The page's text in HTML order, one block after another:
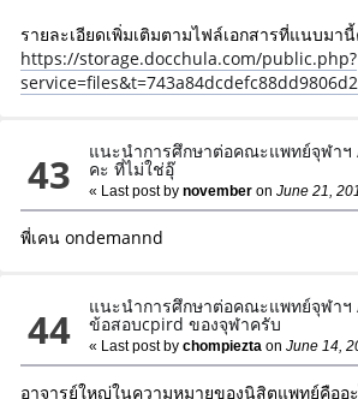
รายละเอียดเพิ่มเติมตามไฟล์เอกสารที่แนบมา
https://storage.docchula.com/public.php?
43 แนะนำการศึกษาต่อคณะแพทย์จุฬาฯ
คะ ที่ไม่ใช่อุ๊
« Last post bynovemberon June 21,
พี่เคน ondemannd
44 แนะนำการศึกษาต่อคณะแพทย์จุฬาฯ
ข้อสอบcpird ของจุฬาครับ
« Last post bychompieztaon June 14,
อาจารย์ใหญ่ในความหมายของนิสิตแพทย์คืออ